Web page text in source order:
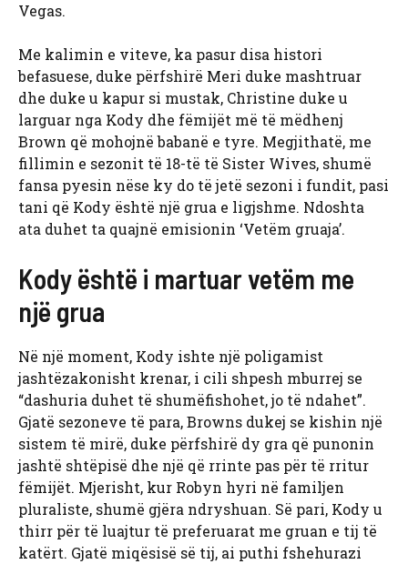
Vegas.
Me kalimin e viteve, ka pasur disa histori
befasuese, duke përfshirë Meri duke mashtruar
dhe duke u kapur si mustak, Christine duke u
larguar nga Kody dhe fëmijët më të mëdhenj
Brown që mohojnë babanë e tyre. Megjithatë, me
fillimin e sezonit të 18-të të Sister Wives, shumë
fansa pyesin nëse ky do të jetë sezoni i fundit, pasi
tani që Kody është një grua e ligjshme. Ndoshta
ata duhet ta quajnë emisionin ‘Vetëm gruaja’.
Kody është i martuar vetëm me
një grua
Në një moment, Kody ishte një poligamist
jashtëzakonisht krenar, i cili shpesh mburrej se
“dashuria duhet të shumëfishohet, jo të ndahet”.
Gjatë sezoneve të para, Browns dukej se kishin një
sistem të mirë, duke përfshirë dy gra që punonin
jashtë shtëpisë dhe një që rrinte pas për të rritur
fëmijët. Mjerisht, kur Robyn hyri në familjen
pluraliste, shumë gjëra ndryshuan. Së pari, Kody u
thirr për të luajtur të preferuarat me gruan e tij të
katërt. Gjatë miqësisë së tij, ai puthi fshehurazi